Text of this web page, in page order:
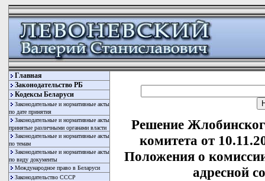
Главная
Законодательство РБ
Кодексы Беларуси
Законодательные и нормативные акты
по дате принятия
Законодательные и нормативные акты
принятые различными органами власти
Законодательные и нормативные акты
по темам
Законодательные и нормативные акты
по виду документы
Международное право в Беларуси
Законодательство СССР
Решение
комитета от
Положения о
адресной